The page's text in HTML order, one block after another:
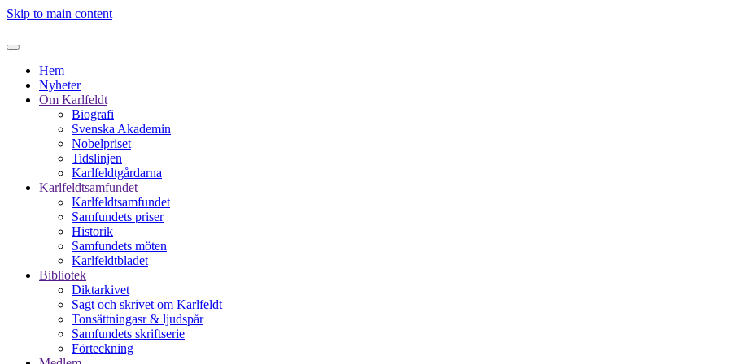
Skip to main content
Hem
Nyheter
Om Karlfeldt
Biografi
Svenska Akademin
Nobelpriset
Tidslinjen
Karlfeldtgårdarna
Karlfeldtsamfundet
Karlfeldtsamfundet
Samfundets priser
Historik
Samfundets möten
Karlfeldtbladet
Bibliotek
Diktarkivet
Sagt och skrivet om Karlfeldt
Tonsättningasr & ljudspår
Samfundets skriftserie
Förteckning